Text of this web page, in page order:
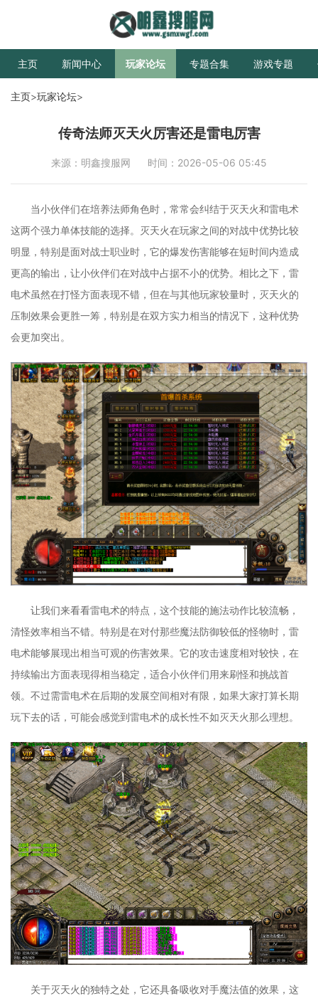
主页 新闻中心 玩家论坛 专题合集 游戏专题
主页>玩家论坛>
传奇法师灭天火厉害还是雷电厉害
来源：明鑫搜服网 时间：2026-05-06 05:45
当小伙伴们在培养法师角色时，常常会纠结于灭天火和雷电术
这两个强力单体技能的选择。灭天火在玩家之间的对战中优势比较
明显，特别是面对战士职业时，它的爆发伤害能够在短时间内造成
更高的输出，让小伙伴们在对战中占据不小的优势。相比之下，雷
电术虽然在打怪方面表现不错，但在与其他玩家较量时，灭天火的
压制效果会更胜一筹，特别是在双方实力相当的情况下，这种优势
会更加突出。
让我们来看看雷电术的特点，这个技能的施法动作比较流畅，
清怪效率相当不错。特别是在对付那些魔法防御较低的怪物时，雷
电术能够展现出相当可观的伤害效果。它的攻击速度相对较快，在
持续输出方面表现得相当稳定，适合小伙伴们用来刷怪和挑战首
领。不过需雷电术在后期的发展空间相对有限，如果大家打算长期
玩下去的话，可能会感觉到雷电术的成长性不如灭天火那么理想。
关于灭天火的独特之处，它还具备吸收对手魔法值的效果，这